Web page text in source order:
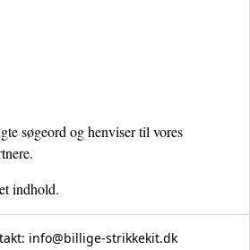
søgeord og henviser til vores
indhold.
info@billige-strikkekit.dk